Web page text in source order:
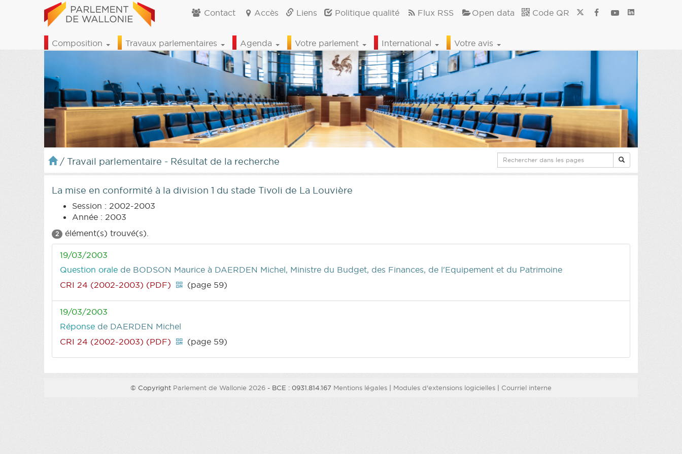
Contact Accès Liens Politique qualité Flux RSS Open data Code QR
Composition Travaux parlementaires Agenda Votre parlement International Votre avis
/ Travail parlementaire - Résultat de la recherche
La mise en conformité à la division 1 du stade Tivoli de La Louvière
Session : 2002-2003
Année : 2003
2 élément(s) trouvé(s).
19/03/2003
Question orale de BODSON Maurice à DAERDEN Michel, Ministre du Budget, des Finances, de l'Equipement et du Patrimoine
CRI 24 (2002-2003) (PDF)
(page 59)
19/03/2003
Réponse de DAERDEN Michel
CRI 24 (2002-2003) (PDF)
(page 59)
© Copyright Parlement de Wallonie 2026 - BCE : 0931.814.167 Mentions légales | Modules d'extensions logicielles | Courriel interne